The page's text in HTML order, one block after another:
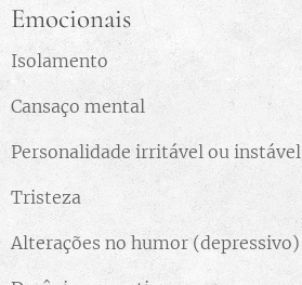
Emocionais
Isolamento
Cansaço mental
Personalidade irritável ou instável
Tristeza
Alterações no humor (depressivo)